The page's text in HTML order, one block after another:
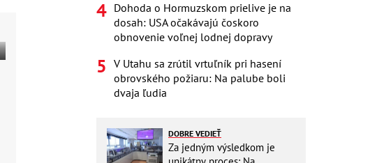
Dohoda o Hormuzskom prielive je na
dosah: USA očakávajú čoskoro
obnovenie voľnej lodnej dopravy
V Utahu sa zrútil vrtuľník pri hasení
obrovského požiaru: Na palube boli
dvaja ľudia
DOBRE VEDIEŤ
Za jedným výsledkom je